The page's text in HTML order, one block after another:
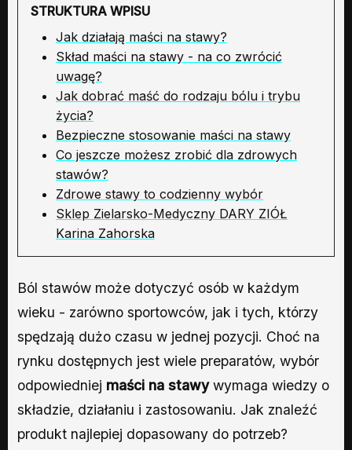
STRUKTURA WPISU
Jak działają maści na stawy?
Skład maści na stawy - na co zwrócić
uwagę?
Jak dobrać maść do rodzaju bólu i trybu
życia?
Bezpieczne stosowanie maści na stawy
Co jeszcze możesz zrobić dla zdrowych
stawów?
Zdrowe stawy to codzienny wybór
Sklep Zielarsko-Medyczny DARY ZIÓŁ
Karina Zahorska
Ból stawów może dotyczyć osób w każdym
wieku - zarówno sportowców, jak i tych, którzy
spędzają dużo czasu w jednej pozycji. Choć na
rynku dostępnych jest wiele preparatów, wybór
odpowiedniej maści na stawywymaga wiedzy o
składzie, działaniu i zastosowaniu. Jak znaleźć
produkt najlepiej dopasowany do potrzeb?